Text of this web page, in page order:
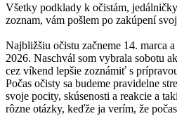
Všetky podklady k očistám,
zoznam, vám pošlem po zakúpení
Najbližšiu očistu začneme 14. marca
2026. Naschvál som vybrala sobotu
cez víkend lepšie zoznámiť s
Počas očisty sa budeme pravidelne
svoje pocity, skúsenosti a reakcie a
rôzne otázky, keďže ja verím, že